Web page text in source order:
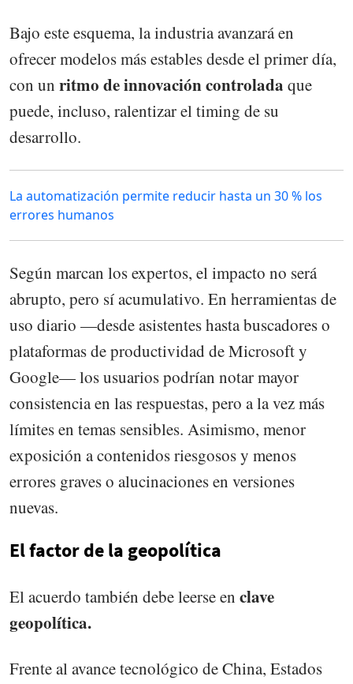
Bajo este esquema, la industria avanzará en
ofrecer modelos más estables desde el primer día,
con un ritmo de innovación controlada que
puede, incluso, ralentizar el timing de su
desarrollo.
La automatización permite reducir hasta un 30 % los
errores humanos
Según marcan los expertos, el impacto no será
abrupto, pero sí acumulativo. En herramientas de
uso diario —desde asistentes hasta buscadores o
plataformas de productividad de Microsoft y
Google— los usuarios podrían notar mayor
consistencia en las respuestas, pero a la vez más
límites en temas sensibles. Asimismo, menor
exposición a contenidos riesgosos y menos
errores graves o alucinaciones en versiones
nuevas.
El factor de la geopolítica
El acuerdo también debe leerse en clave
geopolítica.
Frente al avance tecnológico de China, Estados